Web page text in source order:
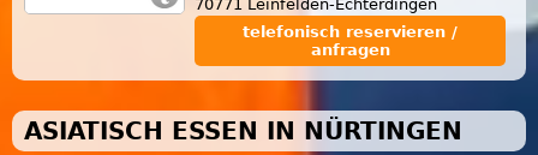
70771 Leinfelden-Echterdingen
telefonisch reservieren /
anfragen
ASIATISCH ESSEN IN NÜRTINGEN